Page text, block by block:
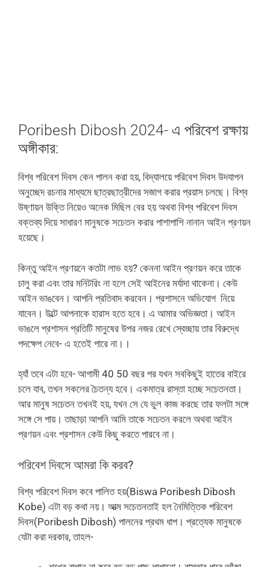
Poribesh Dibosh 2024- এ পরিবেশ রক্ষায়
অঙ্গীকার:
বিশ্ব পরিবেশ দিবস কেন পালন করা হয়, বিদ্যালয়ে পরিবেশ দিবস উদযাপন
অনুচ্ছেদ রচনার মাধ্যমে ছাত্রছাত্রীদের সজাগ করার প্রয়াস চলছে। বিশ্ব
উষ্ণায়ন উক্তি নিয়েও অনেক মিছিল বের হয় অথবা বিশ্ব পরিবেশ দিবস
বক্তব্য দিয়ে সাধারণ মানুষকে সচেতন করার পাশাপাশি নানান আইন প্রণয়ন
হয়েছে।
কিন্তু আইন প্রণয়নে কতটা লাভ হয়? কেননা আইন প্রণয়ন করে তাকে
চালু করা এবং তার মনিটরিং না হলে সেই আইনের মর্যাদা থাকেনা। কেউ
আইন ভাঙবেন‌। আপনি প্রতিবাদ করবেন। প্রশাসনে অভিযোগ নিয়ে
যাবেন। উল্টে আপনাকে হারাস হতে হবে। এ আমার অভিজ্ঞতা। আইন
ভাঙলে প্রশাসন প্রতিটি মানুষের উপর নজর রেখে স্বেচ্ছায় তার বিরুদ্ধে
পদক্ষেপ নেবে- এ হতেই পারে না।।
হ্যাঁ তবে এটা হবে- আগামী 40 50 বছর পর যখন সবকিছুই হাতের বাইরে
চলে যাব, তখন সকলের চৈতন্য হবে। একমাত্র রাস্তা হচ্ছে সচেতনতা।
আর মানুষ সচেতন তখনই হয়, যখন সে যে ভুল কাজ করছে তার ফলটা সঙ্গে
সঙ্গে সে পায়। তাছাড়া আপনি আমি তাকে সচেতন করলে অথবা আইন
প্রণয়ন এবং প্রশাসন কেউ কিছু করতে পারবে না।
পরিবেশ দিবসে আমরা কি করব?
বিশ্ব পরিবেশ দিবস কবে পালিত হয়(Biswa Poribesh Dibosh
Kobe) এটা বড় কথা নয়। আত্ম সচেতনতাই হল নৈমিত্তিক পরিবেশ
দিবস(Poribesh Dibosh) পালনের প্রথম ধাপ। প্রত্যেক মানুষকে
যেটা করা দরকার, তাহল-